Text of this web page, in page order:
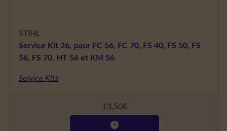
STIHL
Service Kit 26, pour FC 56, FC 70, FS 40, FS 50, FS
56, FS 70, HT 56 et KM 56
Service Kits
13,50€